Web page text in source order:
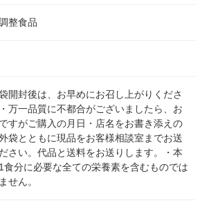
整食品
袋開封後は、お早めにお召し上がりくださ
万一品質に不都合がございましたら、お
すがご購入の月日・店名をお書き添えの
袋とともに現品をお客様相談室までお送
さい。代品と送料をお送りします。・本
食分に必要な全ての栄養素を含むものでは
せん。